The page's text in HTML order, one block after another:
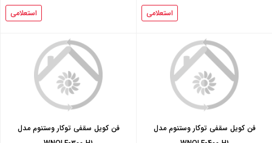
استعلامی استعلامی
فن کویل سقفی توکار وستنوم مدل
فن کویل سقفی توکار وستنوم مدل